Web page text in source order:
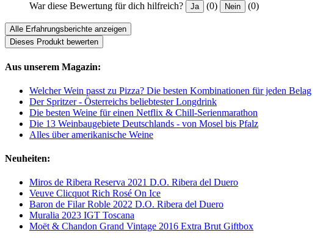
War diese Bewertung für dich hilfreich? Ja (0) Nein (0)
Alle Erfahrungsberichte anzeigen
Dieses Produkt bewerten
Aus unserem Magazin:
Welcher Wein passt zu Pizza? Die besten Kombinationen für jeden Belag
Der Spritzer - Österreichs beliebtester Longdrink
Die besten Weine für einen Netflix & Chill-Serienmarathon
Die 13 Weinbaugebiete Deutschlands - von Mosel bis Pfalz
Alles über amerikanische Weine
Neuheiten:
Miros de Ribera Reserva 2021 D.O. Ribera del Duero
Veuve Clicquot Rich Rosé On Ice
Baron de Filar Roble 2022 D.O. Ribera del Duero
Muralia 2023 IGT Toscana
Moët & Chandon Grand Vintage 2016 Extra Brut Giftbox